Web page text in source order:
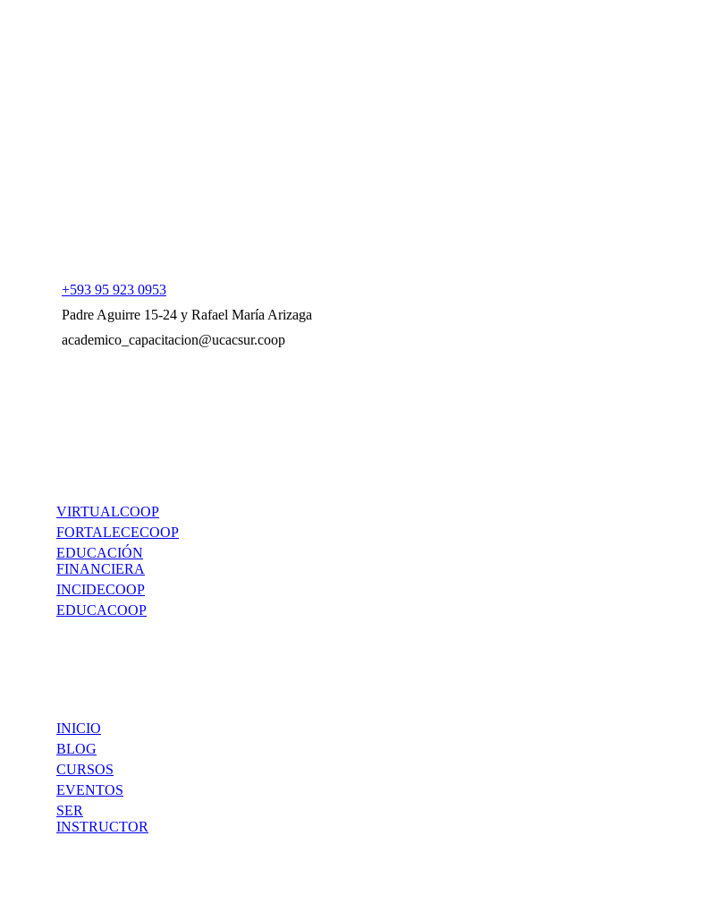
+593 95 923 0953
Padre Aguirre 15-24 y Rafael María Arizaga
academico_capacitacion@ucacsur.coop
VIRTUALCOOP
FORTALECECOOP
EDUCACIÓN
FINANCIERA
INCIDECOOP
EDUCACOOP
INICIO
BLOG
CURSOS
EVENTOS
SER
INSTRUCTOR